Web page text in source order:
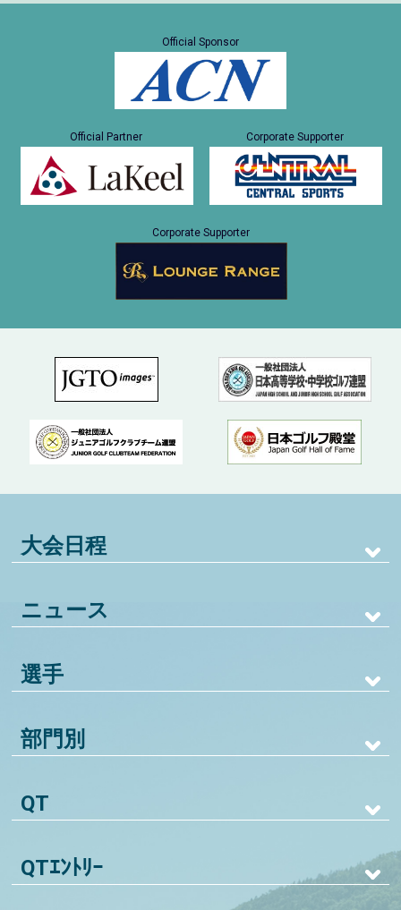
Official Sponsor
Official Partner Corporate Supporter
Corporate Supporter
大会日程
ニュース
選手
部門別
QT
QTｴﾝﾄﾘｰ